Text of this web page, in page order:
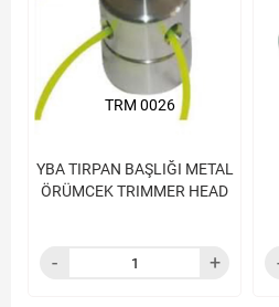
YBA TIRPAN BAŞLIĞI METAL
ÖRÜMCEK TRIMMER HEAD
TRM 0026